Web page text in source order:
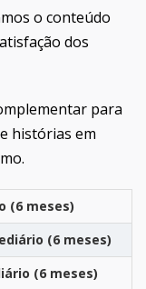
o conteúdo
dos
para
histórias em
(6 meses)
(6 meses)
(6 meses)